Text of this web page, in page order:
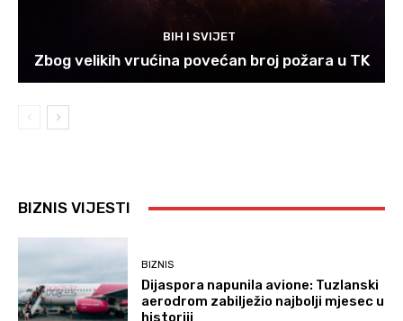
BIH I SVIJET
Zbog velikih vrućina povećan broj požara u TK
BIZNIS VIJESTI
BIZNIS
Dijaspora napunila avione: Tuzlanski
aerodrom zabilježio najbolji mjesec u
historiji